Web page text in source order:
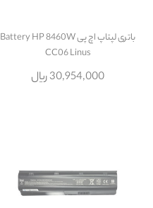
باتری لپتاپ اچ پی Battery HP 8460W
CC06 Linus
30,954,000 ریال